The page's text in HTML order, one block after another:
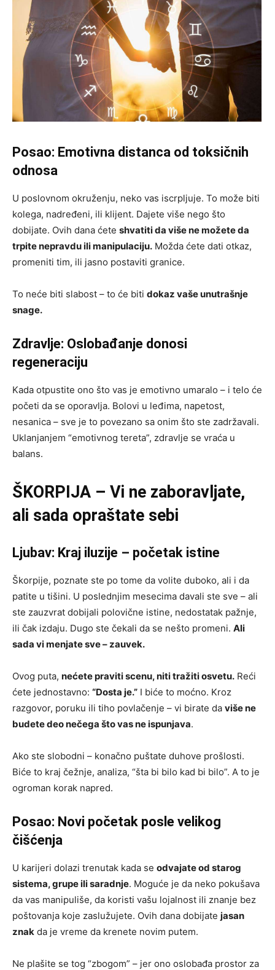
Posao: Emotivna distanca od toksičnih
odnosa
U poslovnom okruženju, neko vas iscrpljuje. To može biti
kolega, nadređeni, ili klijent. Dajete više nego što
dobijate. Ovih dana ćete shvatiti da više ne možete da
trpite nepravdu ili manipulaciju. Možda ćete dati otkaz,
promeniti tim, ili jasno postaviti granice.
To neće biti slabost – to će biti dokaz vaše unutrašnje
snage.
Zdravlje: Oslobađanje donosi
regeneraciju
Kada otpustite ono što vas je emotivno umaralo – i telo će
početi da se oporavlja. Bolovi u leđima, napetost,
nesanica – sve je to povezano sa onim što ste zadržavali.
Uklanjanjem “emotivnog tereta”, zdravlje se vraća u
balans.
ŠKORPIJA – Vi ne zaboravljate,
ali sada opraštate sebi
Ljubav: Kraj iluzije – početak istine
Škorpije, poznate ste po tome da volite duboko, ali i da
patite u tišini. U poslednjim mesecima davali ste sve – ali
ste zauzvrat dobijali polovične istine, nedostatak pažnje,
ili čak izdaju. Dugo ste čekali da se nešto promeni. Ali
sada vi menjate sve – zauvek.
Ovog puta, nećete praviti scenu, niti tražiti osvetu. Reći
ćete jednostavno: “Dosta je.” I biće to moćno. Kroz
razgovor, poruku ili tiho povlačenje – vi birate da više ne
budete deo nečega što vas ne ispunjava.
Ako ste slobodni – konačno puštate duhove prošlosti.
Biće to kraj čežnje, analiza, “šta bi bilo kad bi bilo”. A to je
ogroman korak napred.
Posao: Novi početak posle velikog
čišćenja
U karijeri dolazi trenutak kada se odvajate od starog
sistema, grupe ili saradnje. Moguće je da neko pokušava
da vas manipuliše, da koristi vašu lojalnost ili znanje bez
poštovanja koje zaslužujete. Ovih dana dobijate jasan
znak da je vreme da krenete novim putem.
Ne plašite se tog “zbogom” – jer ono oslobađa prostor za